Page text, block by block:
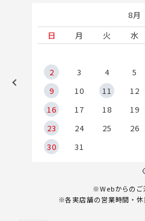
8月
日
月 火 水
2
3 4 5
9
10 11 12
16
17 18 19
23
24 25 26
30
31
※Webからのご
※各実店舗の営業時間・休